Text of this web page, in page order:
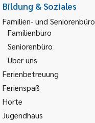
Bildung & Soziales
Familien- und Seniorenbüro
Familienbüro
Seniorenbüro
Über uns
Ferienbetreuung
Ferienspaß
Horte
Jugendhaus